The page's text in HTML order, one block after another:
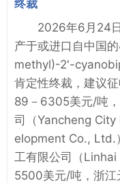
终裁
2026年6月24
产于或进口自中国
methyl)-2'-
肯定性终裁，建议
89－6305美元/吨
司（Yancheng
elopment Co., Ltd.
工有限公司（
5500美元/吨，浙江